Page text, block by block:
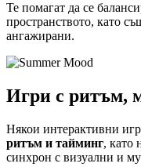
Те помагат да се
пространството, като
ангажирани.
Игри с ритъм,
Някои интерактивни
ритъм и тайминг, като
синхрон с визуални и